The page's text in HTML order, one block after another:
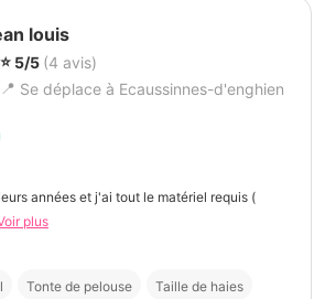
louis
5/5 (4 avis)
Se déplace à Ecaussinnes-d'enghien
années et j'ai tout le matériel requis (
plus
Tonte de pelouse Taille de haies